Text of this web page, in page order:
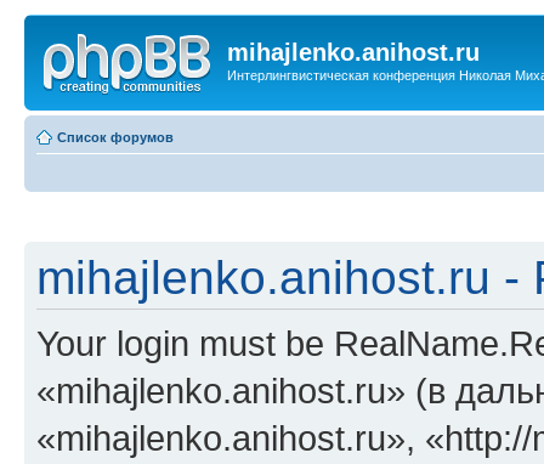
mihajlenko.anihost.ru
Интерлингвистическая конференция Николая
Список форумов
mihajlenko.anihost.ru -
Your login must be
«mihajlenko.anihost.ru» (в
«mihajlenko.anihost.ru»,